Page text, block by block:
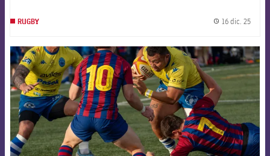
RUGBY 16 dic. 25
FCB Barcelona badge